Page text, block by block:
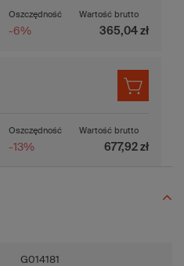
Oszczędność
-6%
Wartość brutto
365,04 zł
Oszczędność
-13%
Wartość brutto
677,92 zł
G014181